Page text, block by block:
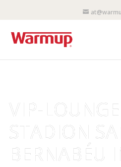
VIP-
STADION
BERNABÉU